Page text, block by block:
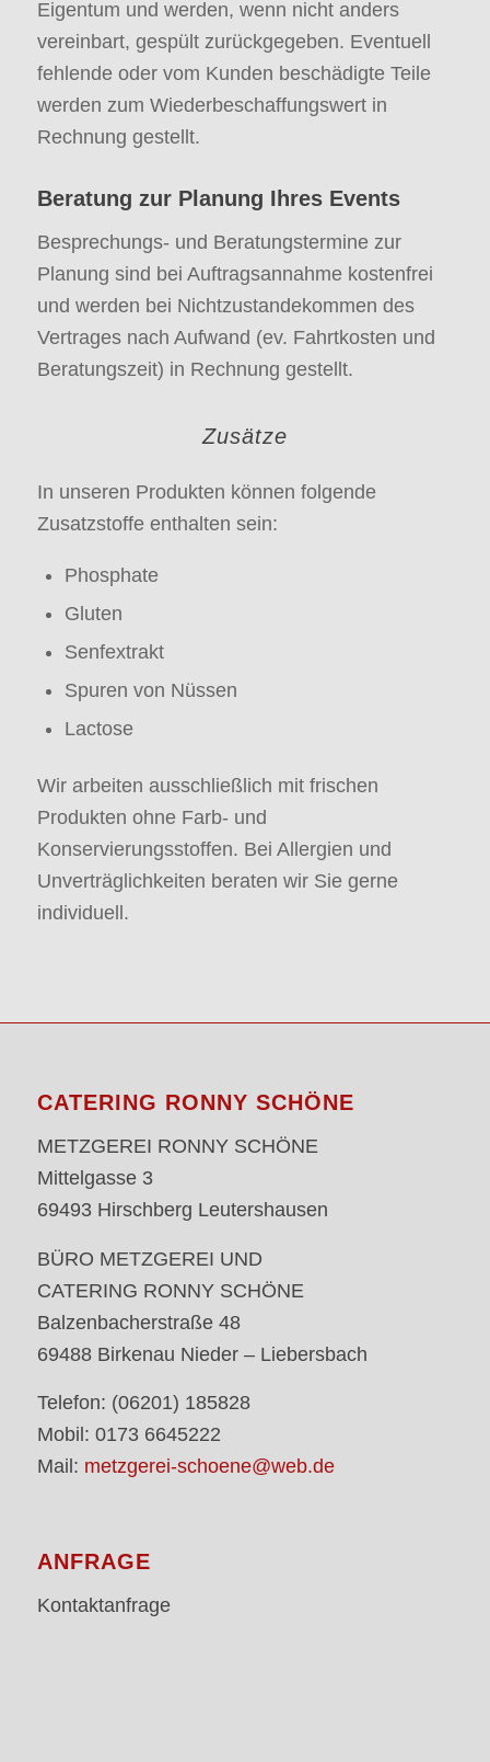
Eigentum und werden, wenn nicht anders
vereinbart, gespült zurückgegeben. Eventuell
fehlende oder vom Kunden beschädigte Teile
werden zum Wiederbeschaffungswert in
Rechnung gestellt.
Beratung zur Planung Ihres Events
Besprechungs- und Beratungstermine zur
Planung sind bei Auftragsannahme kostenfrei
und werden bei Nichtzustandekommen des
Vertrages nach Aufwand (ev. Fahrtkosten und
Beratungszeit) in Rechnung gestellt.
Zusätze
In unseren Produkten können folgende
Zusatzstoffe enthalten sein:
Phosphate
Gluten
Senfextrakt
Spuren von Nüssen
Lactose
Wir arbeiten ausschließlich mit frischen
Produkten ohne Farb- und
Konservierungsstoffen. Bei Allergien und
Unverträglichkeiten beraten wir Sie gerne
individuell.
CATERING RONNY SCHÖNE
METZGEREI RONNY SCHÖNE
Mittelgasse 3
69493 Hirschberg Leutershausen
BÜRO METZGEREI UND
CATERING RONNY SCHÖNE
Balzenbacherstraße 48
69488 Birkenau Nieder – Liebersbach
Telefon: (06201) 185828
Mobil: 0173 6645222
Mail: metzgerei-schoene@web.de
ANFRAGE
Kontaktanfrage